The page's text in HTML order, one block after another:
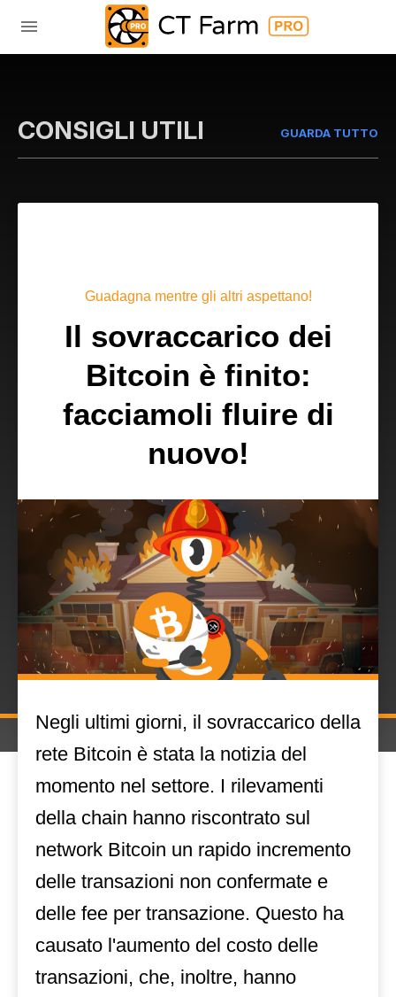
CONSIGLI UTILI GUARDA TUTTO
Guadagna mentre gli altri aspettano!
Il sovraccarico dei
Bitcoin è finito:
facciamoli fluire di
nuovo!
Negli ultimi giorni, il sovraccarico della
rete Bitcoin è stata la notizia del
momento nel settore. I rilevamenti
della chain hanno riscontrato sul
network Bitcoin un rapido incremento
delle transazioni non confermate e
delle fee per transazione. Questo ha
causato l'aumento del costo delle
transazioni, che, inoltre, hanno